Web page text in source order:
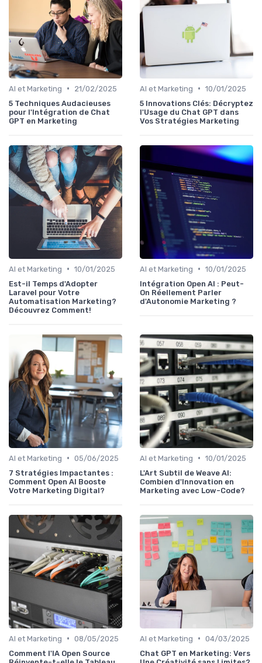
AI et Marketing •
21/02/2025
5 Techniques Audacieuses
pour l'Intégration de Chat
GPT en Marketing
AI et Marketing • 10/01/2025
5 Innovations Clés: Décryptez
l'Usage du Chat GPT dans
Vos Stratégies Marketing
AI et Marketing • 10/01/2025
Est-il Temps d'Adopter
Laravel pour Votre
Automatisation Marketing?
Découvrez Comment!
AI et Marketing • 10/01/2025
Intégration Open AI : Peut-
On Réellement Parler
d'Autonomie Marketing ?
AI et Marketing • 05/06/2025
7 Stratégies Impactantes :
Comment Open AI Booste
Votre Marketing Digital?
AI et Marketing • 10/01/2025
L'Art Subtil de Weave AI:
Combien d'Innovation en
Marketing avec Low-Code?
AI et Marketing • 08/05/2025
Comment l'IA Open Source
AI et Marketing • 04/03/2025
Chat GPT en Marketing: Vers